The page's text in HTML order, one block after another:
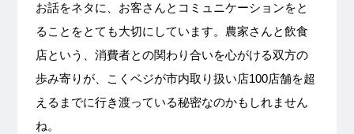
お話をネタに、お客さんとコミュニケーションをと
ることをとても大切にしています。農家さんと飲食
店という、消費者との関わり合いを心がける双方の
歩み寄りが、こくベジが市内取り扱い店100店舗を超
えるまでに行き渡っている秘密なのかもしれません
ね。